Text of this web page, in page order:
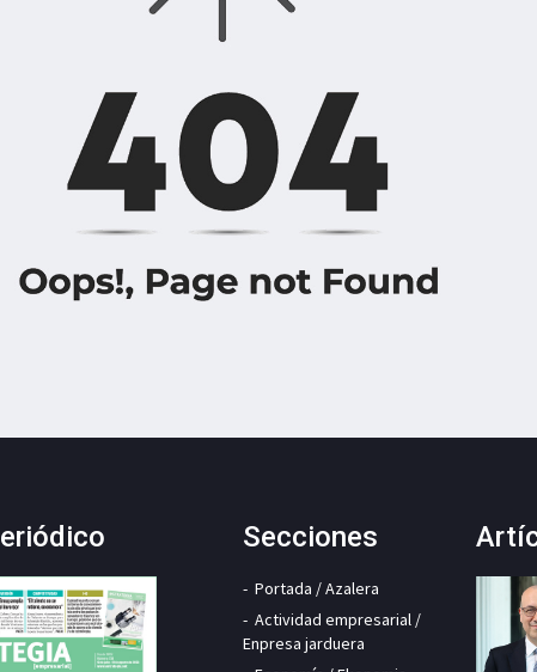
Secciones
Portada / Azalera
Actividad empresarial /
Enpresa jarduera